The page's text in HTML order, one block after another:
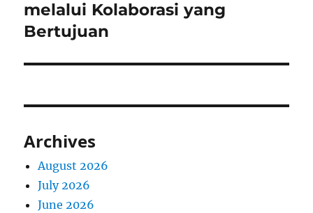
post:
melalui Kolaborasi yang
Bertujuan
Archives
August 2026
July 2026
June 2026